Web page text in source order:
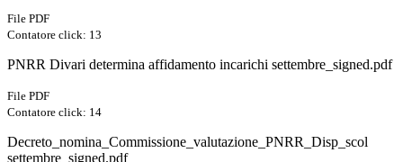
File PDF
Contatore click: 13
PNRR Divari determina affidamento incarichi settembre_signed.pdf
File PDF
Contatore click: 14
Decreto_nomina_Commissione_valutazione_PNRR_Disp_scol
settembre_signed.pdf